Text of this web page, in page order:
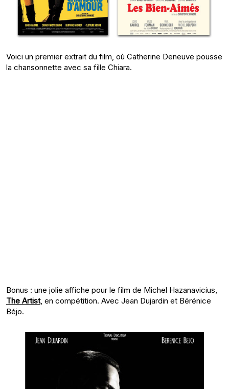
Voici un premier extrait du film, où Catherine Deneuve pousse
la chansonnette avec sa fille Chiara.
Bonus : une jolie affiche pour le film de Michel Hazanavicius,
The Artist, en compétition. Avec Jean Dujardin et Bérénice
Béjo.